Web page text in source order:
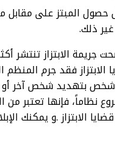
المبتز على مقابل
ذلك.
جريمة الابتزاز تنتشر
الابتزاز فقد جرم
شخص بتهديد شخص آخر أو
نظاماً، فإنها تعتبر من
.و يمكنك